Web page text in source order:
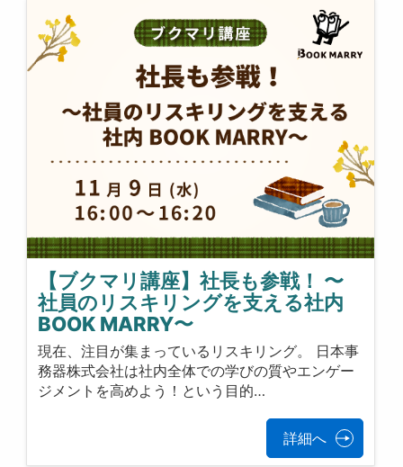
【ブクマリ講座】社長も参戦！ 〜
社員のリスキリングを支える社内
BOOK MARRY〜
現在、注目が集まっているリスキリング。 日本事
務器株式会社は社内全体での学びの質やエンゲー
ジメントを高めよう！という目的…
詳細へ